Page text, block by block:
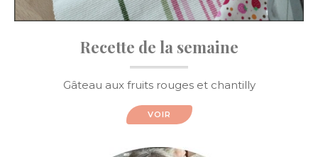
Recette de la semaine
Gâteau aux fruits rouges et chantilly
VOIR